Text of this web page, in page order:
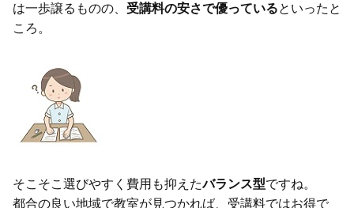
は一歩譲るものの、 受講料の安さで優っているといったと
ころ。
そこそこ選びやすく費用も抑えたバランス型ですね。
都合の良い地域で教室が見つかれば、受講料ではお得で